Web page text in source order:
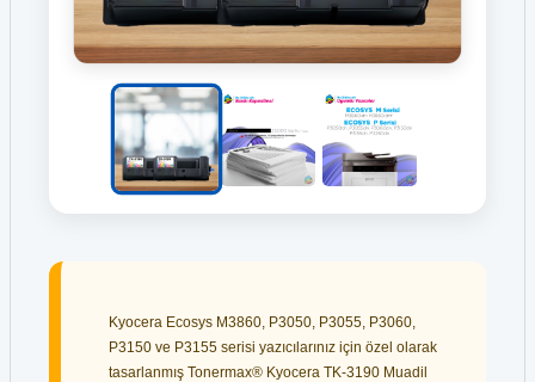
Kyocera Ecosys M3860, P3050, P3055, P3060,
P3150 ve P3155 serisi yazıcılarınız için özel olarak
tasarlanmış Tonermax® Kyocera TK-3190 Muadil